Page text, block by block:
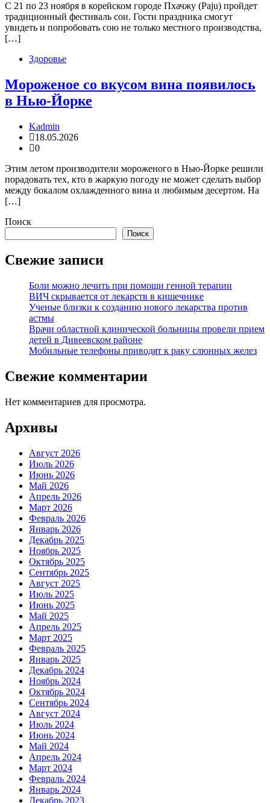
С 21 по 23 ноября в корейском городе Пхачжу (Paju) пройдет
традиционный фестиваль сои. Гости праздника смогут
увидеть и попробовать сою не только местного производства,
[…]
Здоровье
Мороженое со вкусом вина появилось
в Нью-Йорке
Kadmin
18.05.2026
0
Этим летом производители мороженого в Нью-Йорке решили
порадовать тех, кто в жаркую погоду не может сделать выбор
между бокалом охлажденного вина и любимым десертом. На
[…]
Поиск
Поиск
Свежие записи
Боли можно лечить при помощи генной терапии
ВИЧ скрывается от лекарств в кишечнике
Ученые близки к созданию нового лекарства против
астмы
Врачи областной клинической больницы провели прием
детей в Дивеевском районе
Мобильные телефоны приводят к раку слюнных желез
Свежие комментарии
Нет комментариев для просмотра.
Архивы
Август 2026
Июль 2026
Июнь 2026
Май 2026
Апрель 2026
Март 2026
Февраль 2026
Январь 2026
Декабрь 2025
Ноябрь 2025
Октябрь 2025
Сентябрь 2025
Август 2025
Июль 2025
Июнь 2025
Май 2025
Апрель 2025
Март 2025
Февраль 2025
Январь 2025
Декабрь 2024
Ноябрь 2024
Октябрь 2024
Сентябрь 2024
Август 2024
Июль 2024
Июнь 2024
Май 2024
Апрель 2024
Март 2024
Февраль 2024
Январь 2024
Декабрь 2023